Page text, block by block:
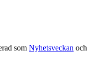
som Nyhetsveckan och